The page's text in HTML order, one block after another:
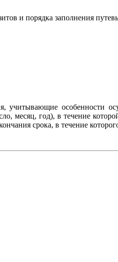
и порядка заполнения
учитывающие особенности
месяц, год), в течение
срока, в течение